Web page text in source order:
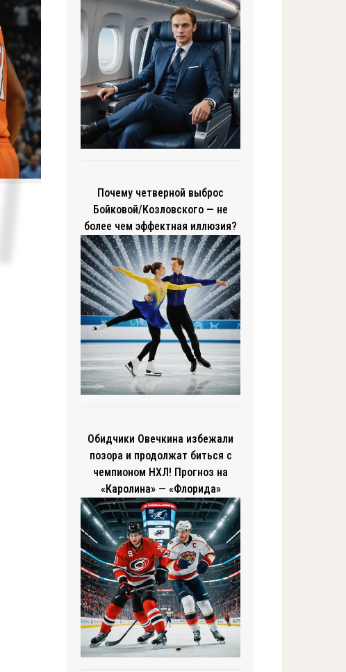
Почему четверной выброс
Бойковой/Козловского — не
более чем эффектная иллюзия?
Обидчики Овечкина избежали
позора и продолжат биться с
чемпионом НХЛ! Прогноз на
«Каролина» — «Флорида»